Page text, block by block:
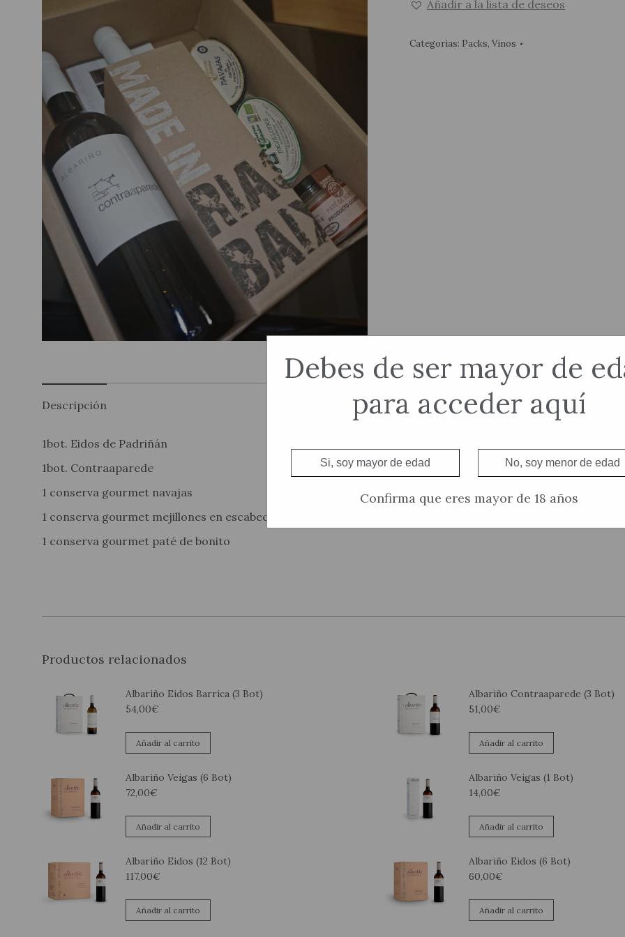
Debes de ser mayor de
para acceder aquí
Si, soy mayor de edad No, soy menor de edad
Confirma que eres mayor de 18 años
Añadir a la lista de deseos
Categorías: Packs, Vinos
Descripción
1bot. Eidos de Padriñán
1bot. Contraaparede
1 conserva gourmet navajas
1 conserva gourmet mejillones en escabeche
1 conserva gourmet paté de bonito
Productos relacionados
Albariño Eidos Barrica (3 Bot)
54,00€
Añadir al carrito
Albariño Contraaparede (3 Bot)
51,00€
Añadir al carrito
Albariño Veigas (6 Bot)
72,00€
Añadir al carrito
Albariño Veigas (1 Bot)
14,00€
Añadir al carrito
Albariño Eidos (12 Bot)
117,00€
Añadir al carrito
Albariño Eidos (6 Bot)
60,00€
Añadir al carrito